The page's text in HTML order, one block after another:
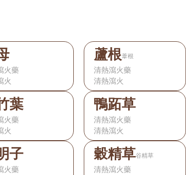
火藥
火
蘆根葦根
清熱瀉火藥
清熱瀉火
葉
火藥
火
鴨跖草
清熱瀉火藥
清熱瀉火
子
火藥
穀精草谷精草
清熱瀉火藥